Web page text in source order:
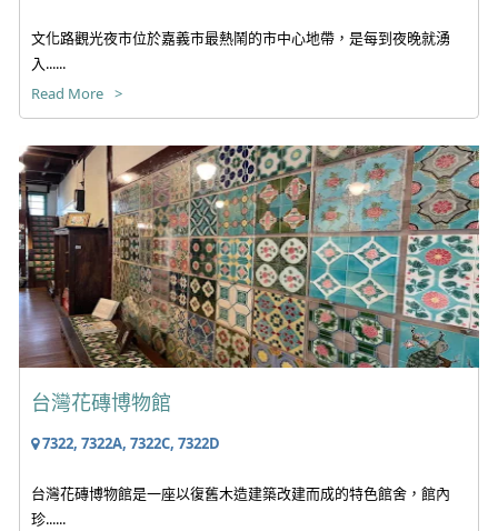
文化路觀光夜市位於嘉義市最熱鬧的市中心地帶，是每到夜晚就湧
入......
Read More
台灣花磚博物館
7322, 7322A, 7322C, 7322D
台灣花磚博物館是一座以復舊木造建築改建而成的特色館舍，館內
珍......